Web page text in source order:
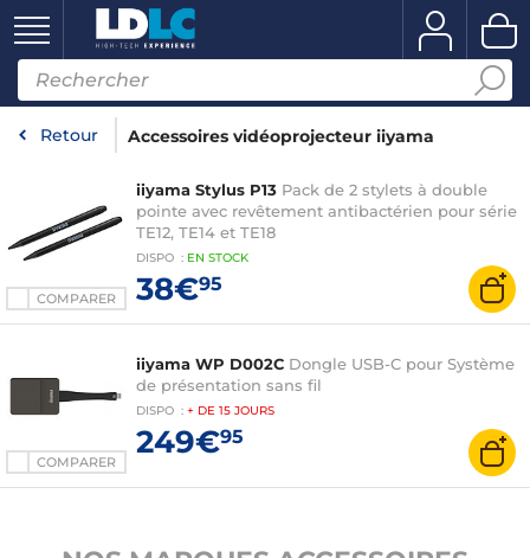
Retour Accessoires vidéoprojecteur iiyama
COMPARER
iiyama Stylus P13 Pack de 2 stylets à double
pointe avec revêtement antibactérien pour série
TE12, TE14 et TE18
DISPO : EN STOCK
38€95
COMPARER
iiyama WP D002C Dongle USB-C pour Système
de présentation sans fil
DISPO : + DE 15 JOURS
249€95